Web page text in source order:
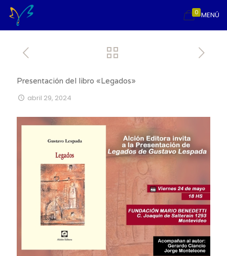
MENÚ
0
Presentación del libro «Legados»
abril 29, 2024